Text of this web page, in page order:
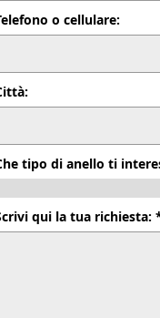
o cellulare:
tipo di anello ti
qui la tua richiesta: